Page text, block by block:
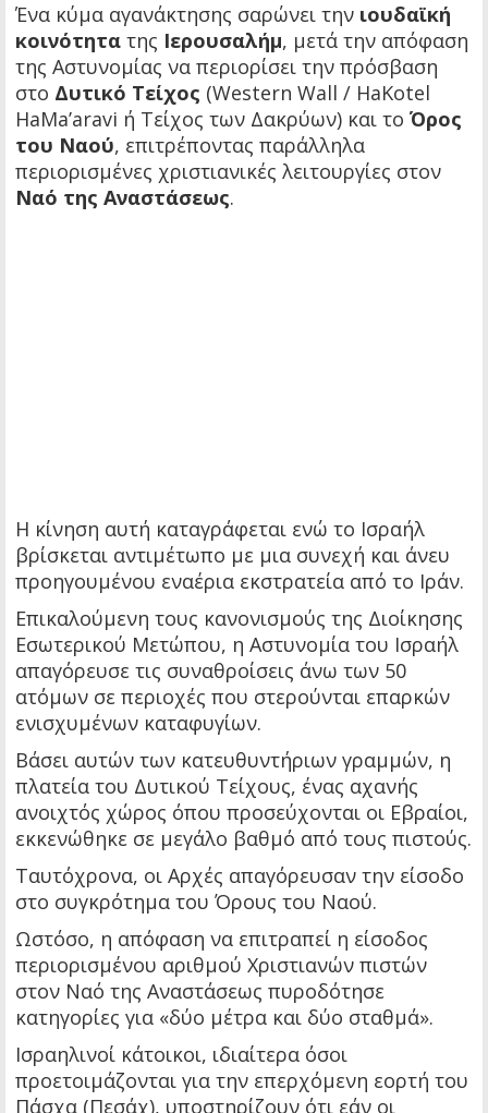
Ένα κύμα αγανάκτησης σαρώνει την ιουδαϊκή
κοινότητα της Ιερουσαλήμ, μετά την απόφαση
της Αστυνομίας να περιορίσει την πρόσβαση
στο Δυτικό Τείχος (Western Wall / HaKotel
HaMa’aravi ή Τείχος των Δακρύων) και το Όρος
του Ναού, επιτρέποντας παράλληλα
περιορισμένες χριστιανικές λειτουργίες στον
Ναό της Αναστάσεως.
Η κίνηση αυτή καταγράφεται ενώ το Ισραήλ
βρίσκεται αντιμέτωπο με μια συνεχή και άνευ
προηγουμένου εναέρια εκστρατεία από το Ιράν.
Επικαλούμενη τους κανονισμούς της Διοίκησης
Εσωτερικού Μετώπου, η Αστυνομία του Ισραήλ
απαγόρευσε τις συναθροίσεις άνω των 50
ατόμων σε περιοχές που στερούνται επαρκών
ενισχυμένων καταφυγίων.
Βάσει αυτών των κατευθυντήριων γραμμών, η
πλατεία του Δυτικού Τείχους, ένας αχανής
ανοιχτός χώρος όπου προσεύχονται οι Εβραίοι,
εκκενώθηκε σε μεγάλο βαθμό από τους πιστούς.
Ταυτόχρονα, οι Αρχές απαγόρευσαν την είσοδο
στο συγκρότημα του Όρους του Ναού.
Ωστόσο, η απόφαση να επιτραπεί η είσοδος
περιορισμένου αριθμού Χριστιανών πιστών
στον Ναό της Αναστάσεως πυροδότησε
κατηγορίες για «δύο μέτρα και δύο σταθμά».
Ισραηλινοί κάτοικοι, ιδιαίτερα όσοι
προετοιμάζονται για την επερχόμενη εορτή του
Πάσχα (Πεσάχ), υποστηρίζουν ότι εάν οι